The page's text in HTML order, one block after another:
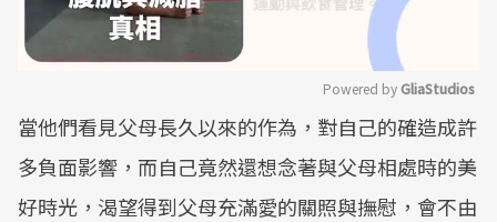
Mute
Powered by GliaStudios
當他們看見父母長久以來的作為，對自己的確造成許
多負面影響，而自己竟然還想念著與父母相處時的美
好時光，渴望得到父母充滿愛的關照與撫慰，會不由